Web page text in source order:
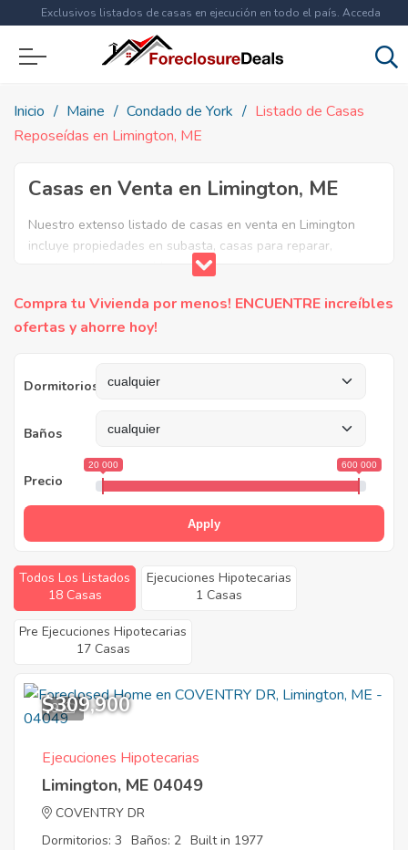
Exclusivos listados de casas en ejecución en todo el país. Acceda
ahora a
Inicio Maine Condado de York
Listado de Casas
Reposeídas en Limington, ME
Casas en Venta en Limington, ME
Nuestro extenso listado de casas en venta en Limington
incluye propiedades en subasta, casas para reparar,
apartamentos reposeidos por el banco, ejecuciones
que necesita y aproveche estas increibles ofertas en Bienes
Raíces en Limington, Maine.
Compra tu Vivienda por menos! ENCUENTRE increíbles
ofertas y ahorre hoy!
Dormitorios
Baños
Precio
20 000 600 000
Apply
Todos Los Listados
18 Casas
Ejecuciones Hipotecarias
1 Casas
Pre Ejecuciones Hipotecarias
17 Casas
9
$309,900
Ejecuciones Hipotecarias
Limington, ME 04049
COVENTRY DR
Dormitorios: 3 Baños: 2 Built in 1977